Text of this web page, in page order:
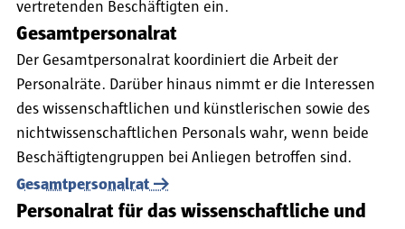
vertretenden Beschäftigten ein.
Gesamtpersonalrat
Der Gesamtpersonalrat koordiniert die Arbeit der
Personalräte. Darüber hinaus nimmt er die Interessen
des wissenschaftlichen und künstlerischen sowie des
nichtwissenschaftlichen Personals wahr, wenn beide
Beschäftigtengruppen bei Anliegen betroffen sind.
Gesamtpersonalrat
Personalrat für das wissenschaftliche und